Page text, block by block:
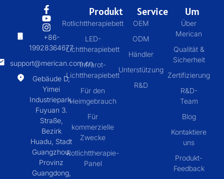
+86-
19928364677
support@merican.com.cn
Gebäude D,
Yimei
Industriepark,
Fuyuan 3.
Straße,
Bezirk
Huadu, Stadt
Guangzhou,
Provinz
Guangdong,
Produkt
Rotlichttherapiebett
LED-
Lichttherapiebett
Infrarot-
Lichttherapiebett
Für den
Heimgebrauch
Für
kommerzielle
Zwecke
Rotlichttherapie-
Panel
Service
OEM
ODM
Händler
Unterstützung
R&D
Um
Über
Merican
Qualität &
Sicherheit
Zertifizierung
R&D-
Team
Blog
Kontaktiere
uns
Produkt-
Feedback